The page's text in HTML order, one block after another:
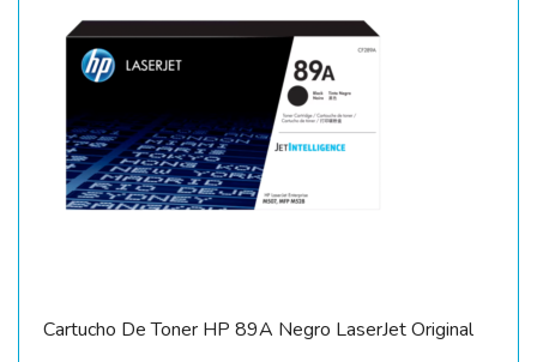
Cartucho De Toner HP 89A Negro LaserJet Original